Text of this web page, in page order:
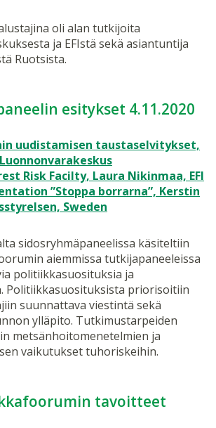
oli alan tutkijoita
ja EFIstä sekä asiantuntija
Ruotsista.
esitykset 4.11.2020
uudistamisen taustaselvitykset,
Risk Facilty, Laura Nikinmaa, EFI
”Stoppa borrarna”, Kerstin
Sweden
sidosryhmäpaneelissa käsiteltiin
aiemmissa tutkijapaneeleissa
politiikkasuosituksia ja
Politiikkasuosituksista priorisoitiin
suunnattava viestintä sekä
ylläpito. Tutkimustarpeiden
metsänhoitomenetelmien ja
vaikutukset tuhoriskeihin.
tavoitteet